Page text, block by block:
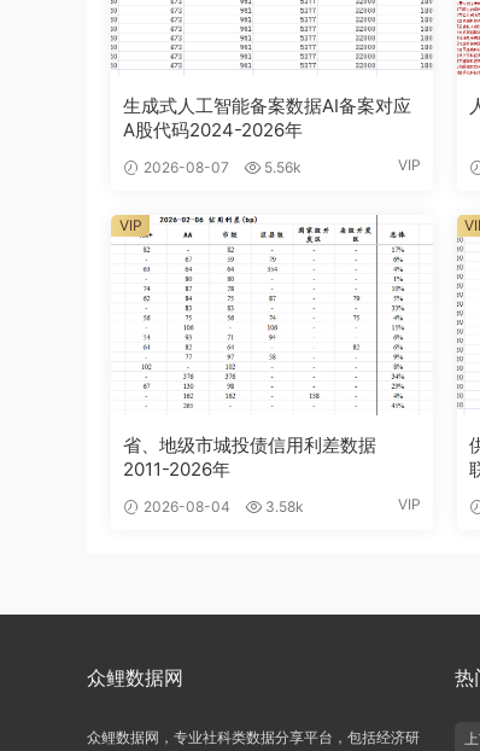
生成式人工智能备案数据AI备案对应
A股代码2024-2026年
2026-08-07 5.56k VIP
省、地级市城投债信用利差数据
2011-2026年
2026-08-04 3.58k VIP
VIP
众鲤数据网
众鲤数据网，专业社科类数据分享平台，包括经济研
热